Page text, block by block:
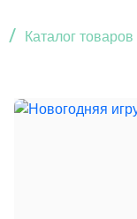
/ Каталог товаров